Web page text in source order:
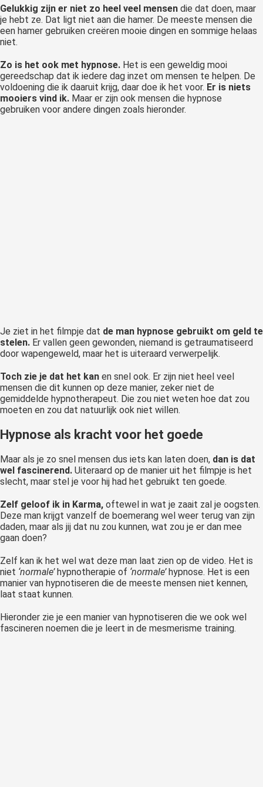
Gelukkig zijn er niet zo heel veel mensen die dat doen, maar
je hebt ze. Dat ligt niet aan die hamer. De meeste mensen die
een hamer gebruiken creëren mooie dingen en sommige helaas
niet.
Zo is het ook met hypnose. Het is een geweldig mooi
gereedschap dat ik iedere dag inzet om mensen te helpen. De
voldoening die ik daaruit krijg, daar doe ik het voor. Er is niets
mooiers vind ik. Maar er zijn ook mensen die hypnose
gebruiken voor andere dingen zoals hieronder.
Je ziet in het filmpje dat de man hypnose gebruikt om geld te
stelen. Er vallen geen gewonden, niemand is getraumatiseerd
door wapengeweld, maar het is uiteraard verwerpelijk.
Toch zie je dat het kan en snel ook. Er zijn niet heel veel
mensen die dit kunnen op deze manier, zeker niet de
gemiddelde hypnotherapeut. Die zou niet weten hoe dat zou
moeten en zou dat natuurlijk ook niet willen.
Hypnose als kracht voor het goede
Maar als je zo snel mensen dus iets kan laten doen, dan is dat
wel fascinerend. Uiteraard op de manier uit het filmpje is het
slecht, maar stel je voor hij had het gebruikt ten goede.
Zelf geloof ik in Karma, oftewel in wat je zaait zal je oogsten.
Deze man krijgt vanzelf de boemerang wel weer terug van zijn
daden, maar als jij dat nu zou kunnen, wat zou je er dan mee
gaan doen?
Zelf kan ik het wel wat deze man laat zien op de video. Het is
niet ‘normale’hypnotherapie of ‘normale’hypnose. Het is een
manier van hypnotiseren die de meeste mensen niet kennen,
laat staat kunnen.
Hieronder zie je een manier van hypnotiseren die we ook wel
fascineren noemen die je leert in de mesmerisme training.